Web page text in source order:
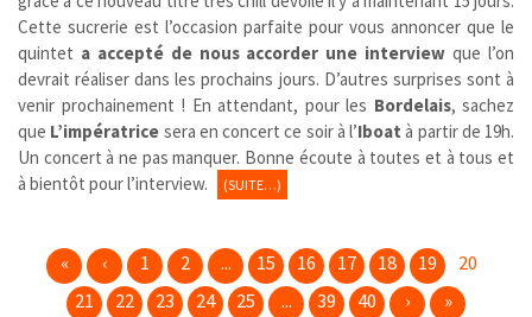
Cette sucrerie est l’occasion parfaite pour vous annoncer que le
quintet a accepté de nous accorder une interview que l’on
devrait réaliser dans les prochains jours. D’autres surprises sont à
venir prochainement ! En attendant, pour les Bordelais, sachez
que L’impératrice sera en concert ce soir à l’Iboat à partir de 19h.
Un concert à ne pas manquer. Bonne écoute à toutes et à tous et
à bientôt pour l’interview.
(SUITE…)
« ‹ 1 2 ... 15 16 17 18 19
20
21
22 23 24 25 ... 39 40 › »